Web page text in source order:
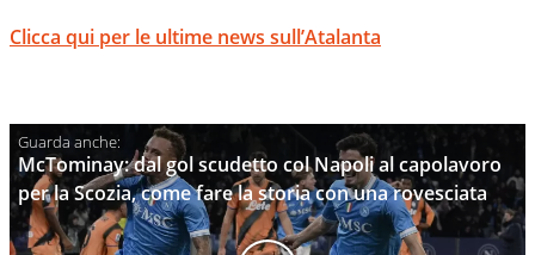
Clicca qui per le ultime news sull’Atalanta
McTominay: dal gol scudetto col Napoli al capolavoro
per la Scozia, come fare la storia con una rovesciata